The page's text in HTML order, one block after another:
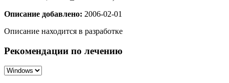
Описание добавлено: 2006-02-01
Описание находится в разработке
Рекомендации по лечению